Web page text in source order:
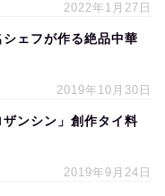
2022年1月27日
シェフが作る絶品中華
2019年10月30日
ンシン」創作タイ料
2019年9月24日